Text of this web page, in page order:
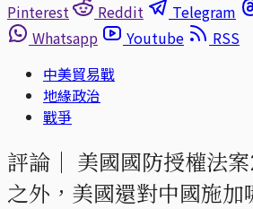
Pinterest
Reddit Telegram
Whatsapp
Youtube
RSS
中美貿易戰
地緣政治
戰爭
評論｜ 美國國防授權法
之外，美國還對中國施加